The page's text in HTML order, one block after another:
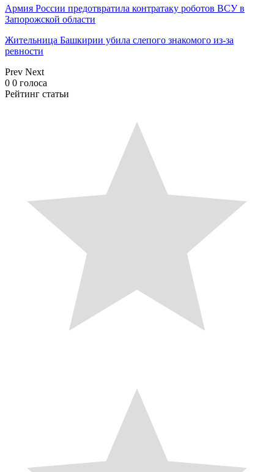
Армия России предотвратила контратаку роботов ВСУ в
Запорожской области
Жительница Башкирии убила слепого знакомого из-за
ревности
Prev Next
0 0 голоса
Рейтинг статьи